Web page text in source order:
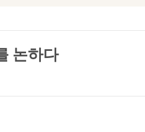
논하다